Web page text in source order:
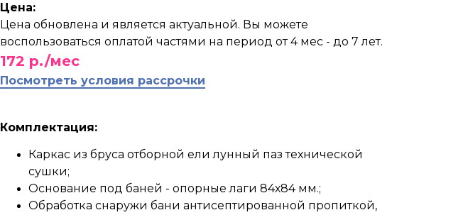
Цена:
Цена обновлена и является актуальной. Вы можете
воспользоваться оплатой частями на период от 4 мес - до 7 лет.
172 р./мес
Посмотреть условия рассрочки
Комплектация:
Каркас из бруса отборной ели лунный паз технической
сушки;
Основание под баней - опорные лаги 84х84 мм.;
Обработка снаружи бани антисептированной пропиткой,